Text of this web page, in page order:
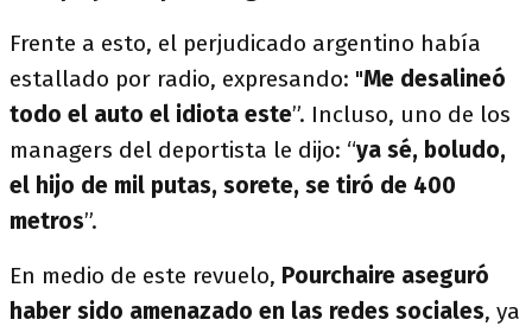
Frente a esto, el perjudicado argentino había
estallado por radio, expresando: "Me desalineó
todo el auto el idiota este”. Incluso, uno de los
managers del deportista le dijo: “ya sé, boludo,
el hijo de mil putas, sorete, se tiró de 400
metros”.
En medio de este revuelo, Pourchaire aseguró
haber sido amenazado en las redes sociales, ya